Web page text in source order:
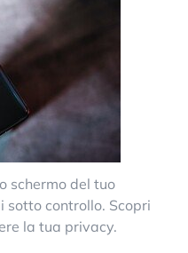
schermo del tuo
sotto controllo. Scopri
la tua privacy.